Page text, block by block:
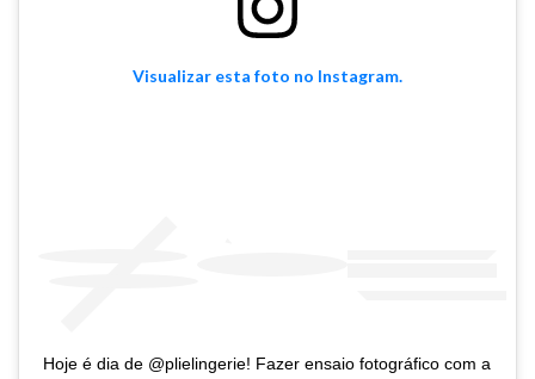
Visualizar esta foto no Instagram.
Hoje é dia de @plielingerie! Fazer ensaio fotográfico com a